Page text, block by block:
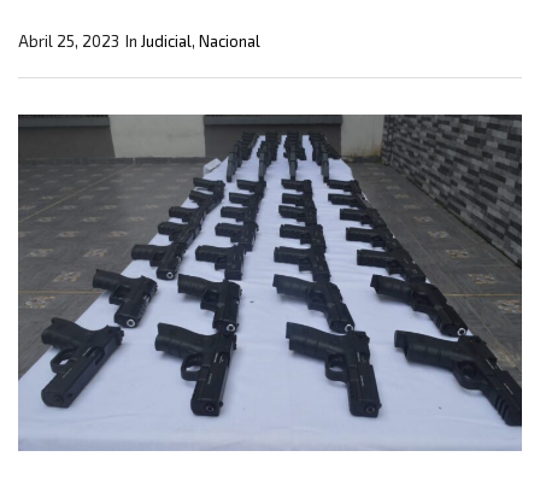
In Judicial, Nacional
Abril 25, 2023